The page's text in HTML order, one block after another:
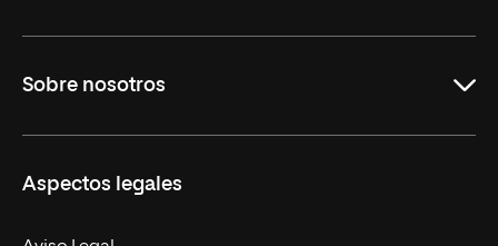
Derecho
Empresa
MBA
Sobre nosotros
Nuestro Equipo
Contacto
Aspectos legales